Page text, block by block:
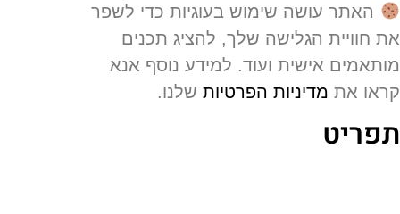
האתר עושה שימוש בעוגיות כדי לשפר
חוויית הגלישה שלך, להציג תכנים
אישית ועוד. למידע נוסף אנא
אתמדיניות הפרטיותשלנו.